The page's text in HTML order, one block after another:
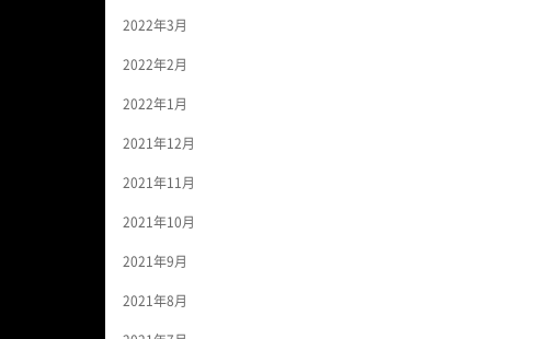
2022年3月
2022年2月
2022年1月
2021年12月
2021年11月
2021年10月
2021年9月
2021年8月